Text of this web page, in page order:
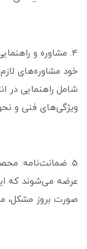
4. مشاوره و
خود مشاوره‌های
شامل راهنمایی در
ویژگی‌های فنی و
5. ضمانت‌نامه:
عرضه می‌شوند که
صورت بروز مشکل،